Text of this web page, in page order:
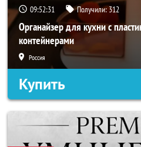
09:52:29 Получили:312
Органайзер для кухни с
контейнерами
Россия
Купить